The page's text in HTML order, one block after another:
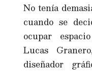
No tenía
cuando se
ocupar
Lucas
diseñador